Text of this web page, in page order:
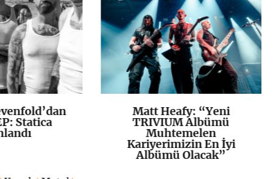
+Statica K+
Matt Heafy: “Yeni
TRIVIUM Albümü
Muhtemelen
Kariyerimizin En İyi
Albümü Olacak”